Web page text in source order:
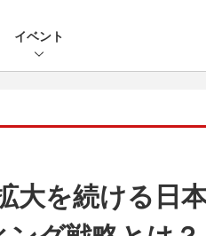
イベント
大を続ける日